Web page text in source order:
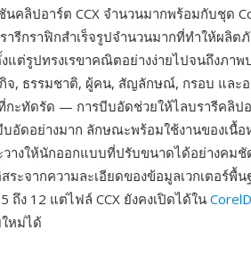
คลิปอาร์ต CCX จำนวนมากพร้อมกับชุด
รีกราฟิกสำเร็จรูปจำนวนมากที่ทำให้ผลิต
แต่รูปทรงเรขาคณิตอย่างง่ายไปจนถึงภา
จ, ธรรมชาติ, ผู้คน, สัญลักษณ์, กรอบ และ
กะทัดรัด — การบีบอัดช่วยให้ไลบรารีคลิ
อัดอย่างมาก ลักษณะพร้อมใช้งานของเนื้อ
างให้นักออกแบบที่ปรับขนาดได้อย่างคม
ะจากความละเอียดของข้อมูลเวกเตอร์พื้
ถึง 12 แต่ไฟล์ CCX ยังคงเปิดได้ใน
หม่ได้